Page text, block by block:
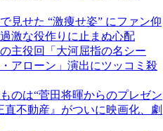
見せた “激痩せ姿” にファン仰
激な役作りに止まぬ心配
主役回「大河屈指の名シー
アローン」演出にツッコミ殺
のは“菅田将暉からのプレゼン
不動産』がついに映画化、劇